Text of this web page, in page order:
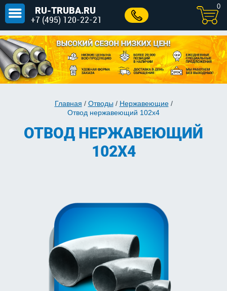
RU-TRUBA.RU
+7 (495) 120-22-21
0
Главная / Отводы / Нержавеющие/
Отвод нержавеющий 102х4
ОТВОД НЕРЖАВЕЮЩИЙ
102Х4